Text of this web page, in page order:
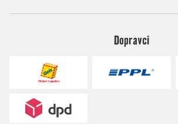
Dopravci